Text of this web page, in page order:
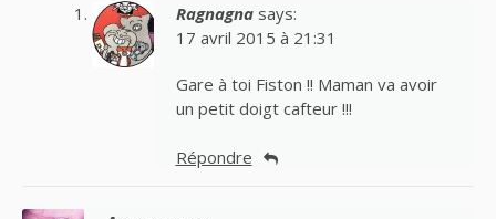
Ragnagna says:
17 avril 2015 à 21:31
Gare à toi Fiston !! Maman va avoir
un petit doigt cafteur !!!
Répondre